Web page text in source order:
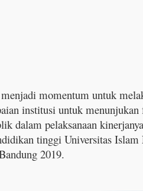
momentum untuk
institusi untuk
dalam pelaksanaan
tinggi Universitas Islam
2019.